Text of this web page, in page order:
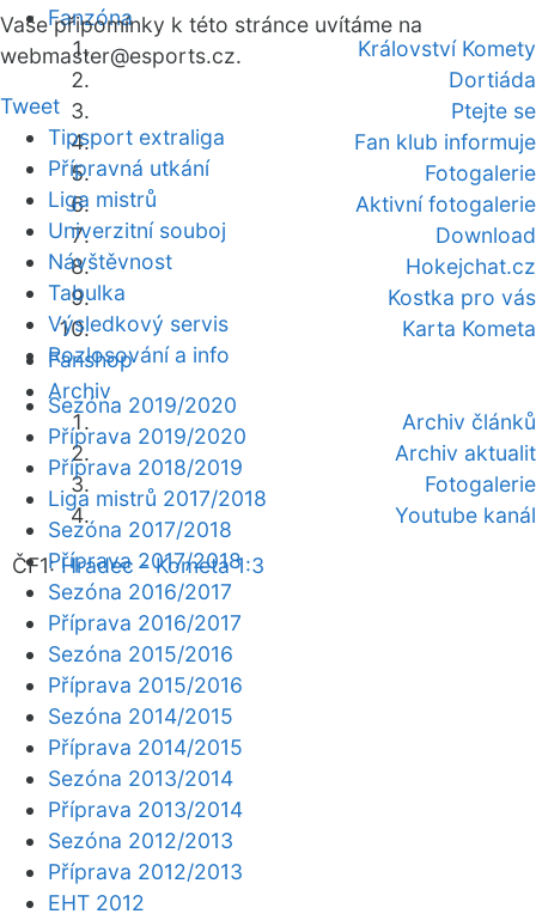
Fanzóna
Království Komety
Dortiáda
Ptejte se
Fan klub informuje
Fotogalerie
Aktivní fotogalerie
Download
Hokejchat.cz
Kostka pro vás
Karta Kometa
Fanshop
Archiv
Archiv článků
Archiv aktualit
Fotogalerie
Youtube kanál
ČF1:Hradec - Kometa 1:3
Vaše připomínky k této stránce uvítáme na
webmaster@esports.cz.
Tweet
Tipsport extraliga
Přípravná utkání
Liga mistrů
Univerzitní souboj
Návštěvnost
Tabulka
Výsledkový servis
Rozlosování a info
Sezóna 2019/2020
Příprava 2019/2020
Příprava 2018/2019
Liga mistrů 2017/2018
Sezóna 2017/2018
Příprava 2017/2018
Sezóna 2016/2017
Příprava 2016/2017
Sezóna 2015/2016
Příprava 2015/2016
Sezóna 2014/2015
Příprava 2014/2015
Sezóna 2013/2014
Příprava 2013/2014
Sezóna 2012/2013
Příprava 2012/2013
EHT 2012